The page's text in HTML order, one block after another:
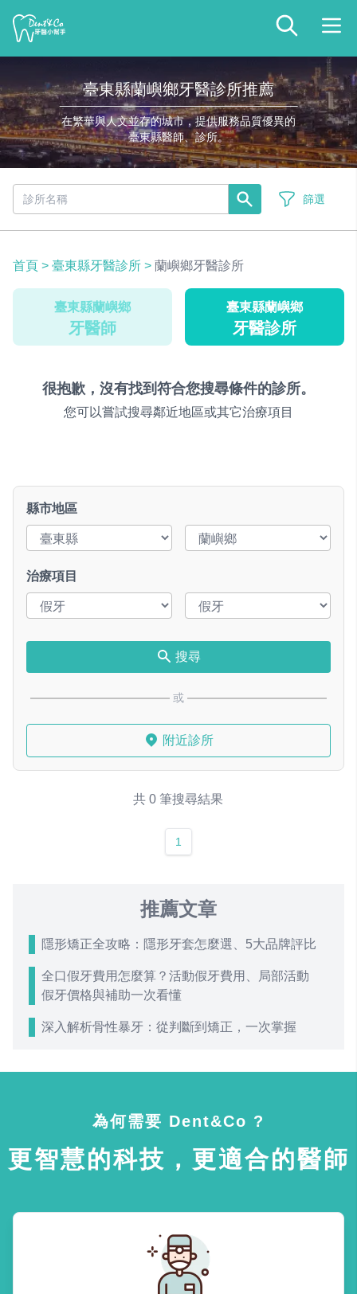
臺東縣蘭嶼鄉牙醫診所推薦
在繁華與人文並存的城市，提供服務品質優異的
臺東縣醫師、診所。
篩選
首頁 > 臺東縣牙醫診所 > 蘭嶼鄉牙醫診所
臺東縣蘭嶼鄉
牙醫師
臺東縣蘭嶼鄉
牙醫診所
很抱歉，沒有找到符合您搜尋條件的診所。
您可以嘗試搜尋鄰近地區或其它治療項目
縣市地區
治療項目
搜尋
或
附近診所
共 0 筆搜尋結果
1
推薦文章
隱形矯正全攻略：隱形牙套怎麼選、5大品牌評比
全口假牙費用怎麼算？活動假牙費用、局部活動
假牙價格與補助一次看懂
深入解析骨性暴牙：從判斷到矯正，一次掌握
為何需要 Dent&Co ?
更智慧的科技，更適合的醫師